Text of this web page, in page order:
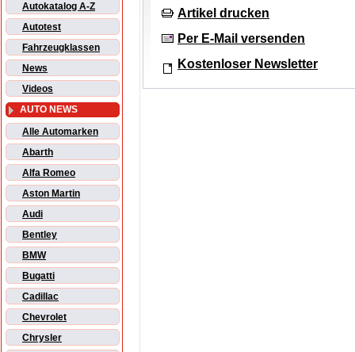
Autokatalog A-Z
Autotest
Fahrzeugklassen
News
Videos
AUTO NEWS
Alle Automarken
Abarth
Alfa Romeo
Aston Martin
Audi
Bentley
BMW
Bugatti
Cadillac
Chevrolet
Chrysler
Artikel drucken
Per E-Mail versenden
Kostenloser Newsletter